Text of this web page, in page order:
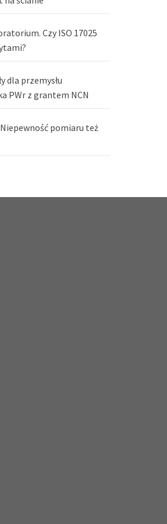
Czy ISO 17025
dla przemysłu
PWr z grantem NCN
pomiaru też